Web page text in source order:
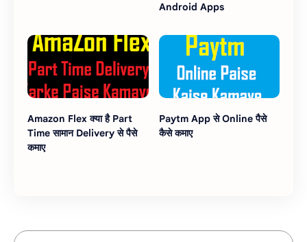
Android Apps
Amazon Flex क्या है Part
Time सामान Delivery से पैसे
कमाए
Paytm App से Online पैसे
कैसे कमाए